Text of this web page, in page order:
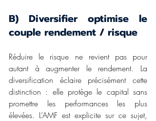
B) Diversifier optimise le
couple rendement / risque
Réduire le risque ne revient pas pour
autant à augmenter le rendement. La
diversification éclaire précisément cette
distinction : elle protège le capital sans
promettre les performances les plus
élevées. L’AMF est explicite sur ce sujet,